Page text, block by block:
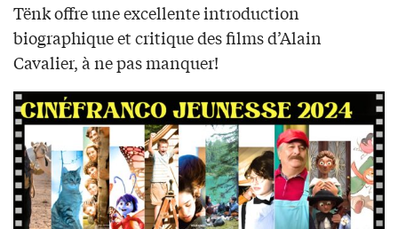
Tënk offre une excellente introduction
biographique et critique des films d’Alain
Cavalier, à ne pas manquer!